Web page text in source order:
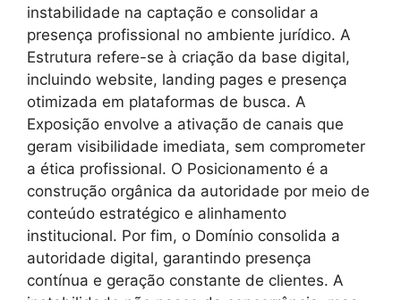
instabilidade na captação e consolidar a
presença profissional no ambiente jurídico. A
Estrutura refere-se à criação da base digital,
incluindo website, landing pages e presença
otimizada em plataformas de busca. A
Exposição envolve a ativação de canais que
geram visibilidade imediata, sem comprometer
a ética profissional. O Posicionamento é a
construção orgânica da autoridade por meio de
conteúdo estratégico e alinhamento
institucional. Por fim, o Domínio consolida a
autoridade digital, garantindo presença
contínua e geração constante de clientes. A